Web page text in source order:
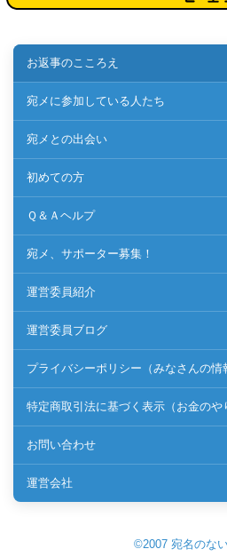
お返事のこころえ
宛メに参加している人たち
宛メとの出会い
初めての方
Ｑ＆Ａヘルプ
宛メ、サポーター募集！
運営委員紹介
運営委員ブログ
プライバシーポリシー（みなさんの情
特定商取引法に基づく表示（お金のや
お問い合わせ
運営会社
©2007 宛名のな